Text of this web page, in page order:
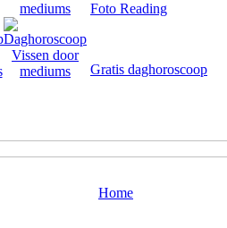
Foto Reading
Gratis daghoroscoop
Home